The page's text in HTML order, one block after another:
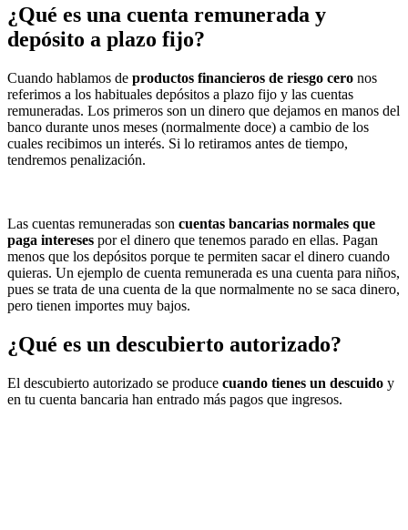
¿Qué es una cuenta remunerada y
depósito a plazo fijo?
Cuando hablamos de productos financieros de riesgo cero nos
referimos a los habituales depósitos a plazo fijo y las cuentas
remuneradas. Los primeros son un dinero que dejamos en manos del
banco durante unos meses (normalmente doce) a cambio de los
cuales recibimos un interés. Si lo retiramos antes de tiempo,
tendremos penalización.
Las cuentas remuneradas son cuentas bancarias normales que
paga intereses por el dinero que tenemos parado en ellas. Pagan
menos que los depósitos porque te permiten sacar el dinero cuando
quieras. Un ejemplo de cuenta remunerada es una cuenta para niños,
pues se trata de una cuenta de la que normalmente no se saca dinero,
pero tienen importes muy bajos.
¿Qué es un descubierto autorizado?
El descubierto autorizado se produce cuando tienes un descuido y
en tu cuenta bancaria han entrado más pagos que ingresos.